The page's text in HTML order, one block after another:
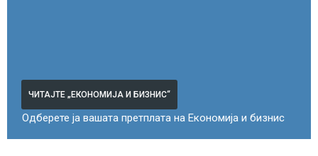
ЧИТАЈТЕ „ЕКОНОМИЈА И БИЗНИС“
Одберете ја вашата претплата на Економија и бизнис